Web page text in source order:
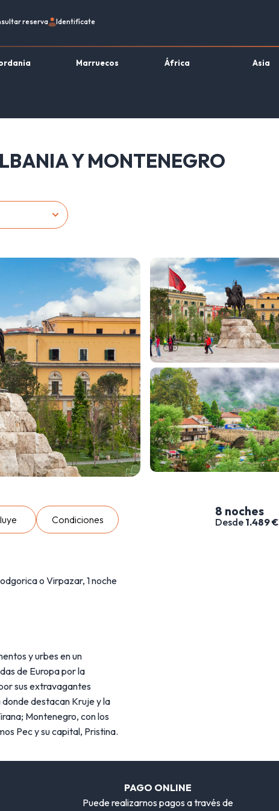
reserva Identifícate
Marruecos África Asia
Y MONTENEGRO
Condiciones
o Virpazar, 1 noche
y urbes en un
de Europa por la
sus extravagantes
destacan Kruje y la
Montenegro, con los
Pec y su capital, Pristina.
8 noches
Desde 1.489 €
PAGO ONLINE
Puede realizarnos pagos a través de